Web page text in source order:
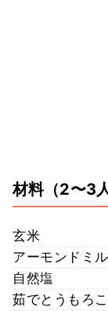
材料（2〜3
玄米
アーモンドミ
自然塩
茹でとうもろ